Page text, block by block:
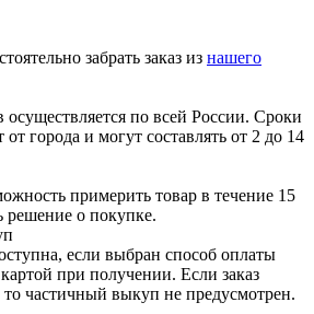
забрать заказ из нашего
осуществляется по всей России. Сроки
от города и могут составлять от 2 до 14
примерить товар в течение 15
решение о покупке.
если выбран способ оплаты
при получении. Если заказ
частичный выкуп не предусмотрен.